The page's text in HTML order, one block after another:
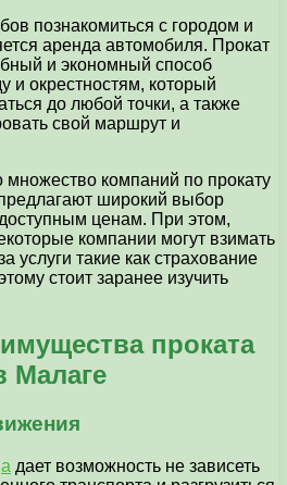
познакомиться с городом и
аренда автомобиля. Прокат
и экономный способ
и окрестностям, который
до любой точки, а также
свой маршрут и
компаний по прокату
широкий выбор
ценам. При этом,
компании могут взимать
услуги такие как страхование
стоит заранее изучить
проката
Малаге
дает возможность не зависеть